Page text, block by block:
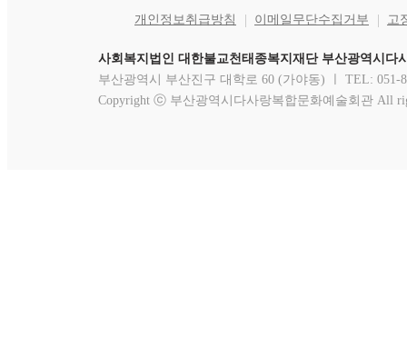
개인정보취급방침 이메일무단수집거부 고
사회복지법인 대한불교천태종복지재단 부산광역시다
부산광역시 부산진구 대학로 60 (가야동) ㅣ TEL: 051-
Copyright ⓒ 부산광역시다사랑복합문화예술회관 All